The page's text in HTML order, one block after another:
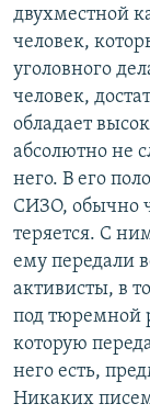
двухместной
человек,
уголовного
человек,
обладает
абсолютно не
него. В его
СИЗО, обычно
теряется. С
ему передали
активисты, в
под тюремной
которую
него есть,
Никаких